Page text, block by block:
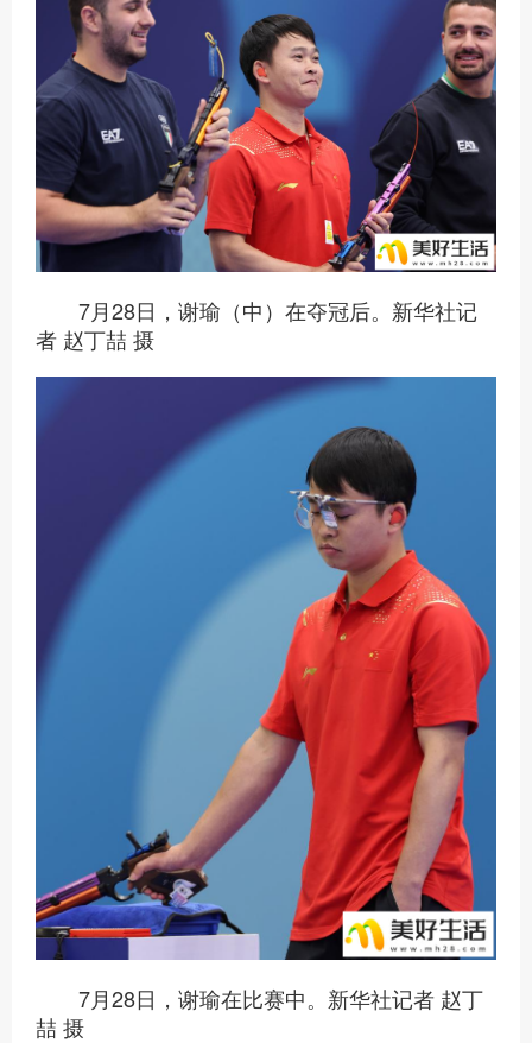
7月28日，谢瑜（中）在夺冠后。新华社记
者 赵丁喆 摄
7月28日，谢瑜在比赛中。新华社记者 赵丁
喆 摄